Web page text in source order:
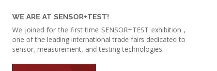
WE ARE AT SENSOR+TEST!
We joined for the first time SENSOR+TEST exhibition ,
one of the leading international trade fairs dedicated to
sensor, measurement, and testing technologies.